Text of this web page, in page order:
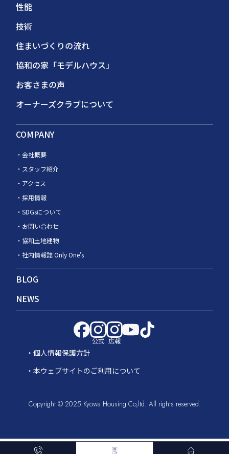
性能
技術
住まいづくりの流れ
協和の家「モデルハウス」
お客さまの声
オーナーズクラブについて
COMPANY
会社概要
スタッフ紹介
アクセス
採用情報
SDGsについて
お問い合わせ
協和土地建物
社内情報誌 Only One’s
BLOG
NEWS
公式 広報
個人情報保護方針
本ウェブサイトのご利用について
Copyright © 2025 Kyowa Housing Co,ltd. All rights reserved.